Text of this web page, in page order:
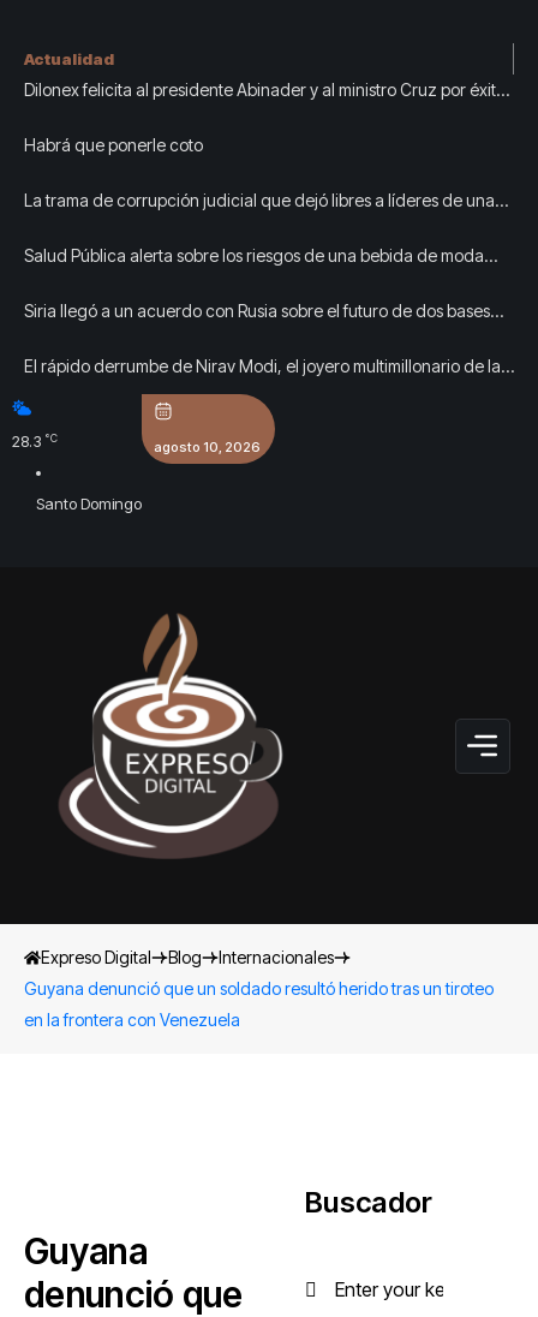
Actualidad
Dilonex felicita al presidente Abinader y al ministro Cruz por éxito
Habrá que ponerle coto
La trama de corrupción judicial que dejó libres a líderes de una
Salud Pública alerta sobre los riesgos de una bebida de moda
Siria llegó a un acuerdo con Rusia sobre el futuro de dos bases
El rápido derrumbe de Nirav Modi, el joyero multimillonario de las
estrellas de Hollywood
28.3 °C
Santo Domingo
agosto 10, 2026
Expreso Digital Blog
Internacionales
Guyana denunció que un soldado resultó herido tras un tiroteo
en la frontera con Venezuela
Guyana
denunció que
Buscador